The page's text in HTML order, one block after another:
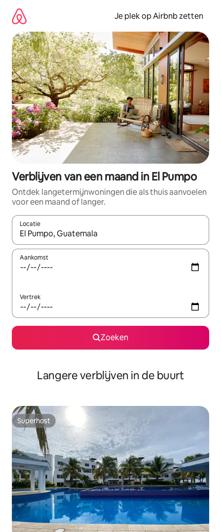
direct
naar
inhoud
Je plek op Airbnb zetten
Verblijven van een maand in El Pumpo
Ontdek langetermijnwoningen die als thuis aanvoelen
voor een maand of langer.
Locatie
Wanneer er resultaten beschikbaar zijn, maak je een keuze
Aankomst
Vertrek
Zoeken
Langere verblijven in de buurt
Superhost
Superhost